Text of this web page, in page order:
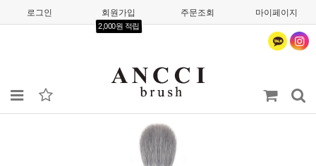
로그인 회원가입
2,000원 적립
주문조회 마이페이지